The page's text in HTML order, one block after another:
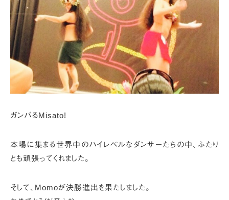
ガンバるMisato!
本場に集まる世界中のハイレベルなダンサーたちの中、 ふたり
とも頑張ってくれました。
そして、Momoが決勝進出を果たしました。